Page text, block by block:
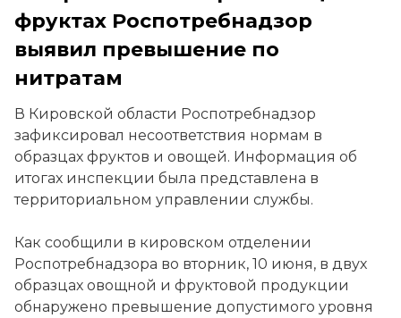
фруктах Роспотребнадзор
выявил превышение по
нитратам
В Кировской области Роспотребнадзор
зафиксировал несоответствия нормам в
образцах фруктов и овощей. Информация об
итогах инспекции была представлена в
территориальном управлении службы.
Как сообщили в кировском отделении
Роспотребнадзора во вторник, 10 июня, в двух
образцах овощной и фруктовой продукции
обнаружено превышение допустимого уровня